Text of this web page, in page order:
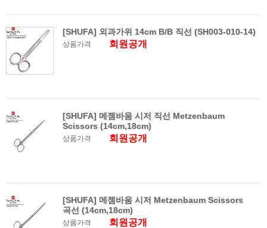
[SHUFA] 외과가위 14cm B/B 직선 (SH003-010-14)
상품가격 회원공개
[SHUFA] 메젬바움 시저 직선 Metzenbaum
Scissors (14cm,18cm)
상품가격 회원공개
[SHUFA] 메젬바움 시저 Metzenbaum Scissors
곡선 (14cm,18cm)
상품가격 회원공개